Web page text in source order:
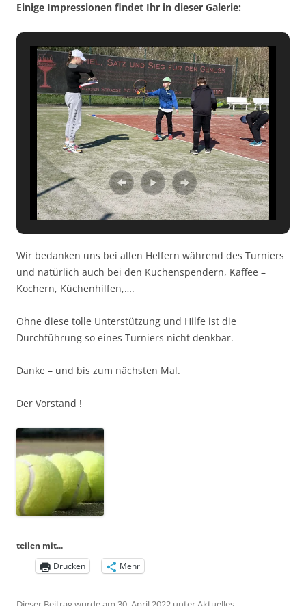
Einige Impressionen findet Ihr in dieser Galerie:
Wir bedanken uns bei allen Helfern während des Turniers
und natürlich auch bei den Kuchenspendern, Kaffee –
Kochern, Küchenhilfen,….
Ohne diese tolle Unterstützung und Hilfe ist die
Durchführung so eines Turniers nicht denkbar.
Danke – und bis zum nächsten Mal.
Der Vorstand !
teilen mit...
Drucken
Mehr